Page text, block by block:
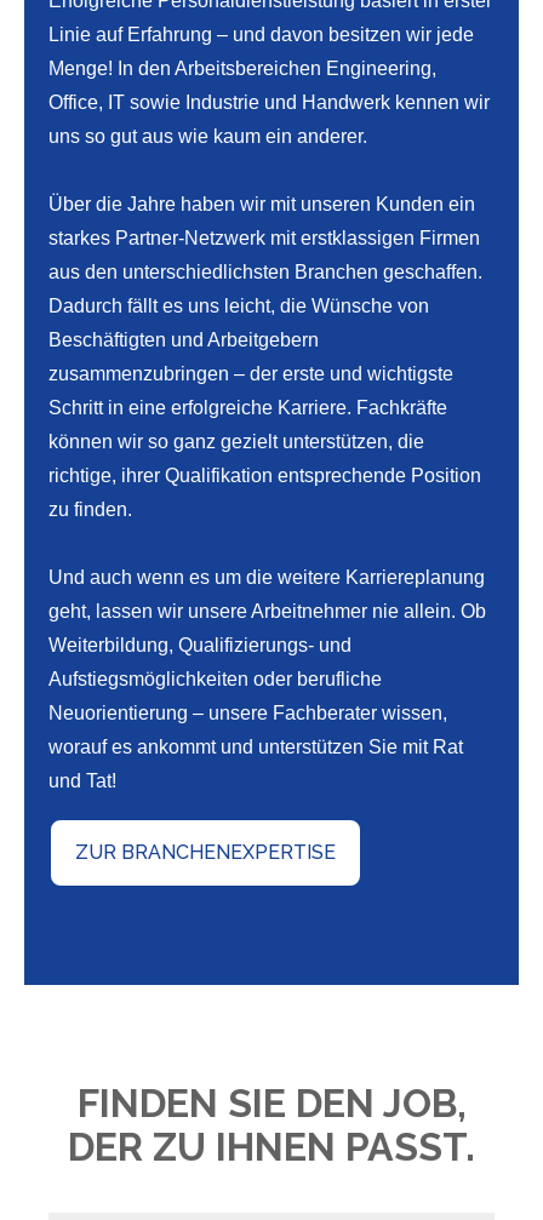
Linie auf Erfahrung – und davon besitzen wir jede
Menge! In den Arbeitsbereichen Engineering,
Office, IT sowie Industrie und Handwerk kennen wir
uns so gut aus wie kaum ein anderer.
Über die Jahre haben wir mit unseren Kunden ein
starkes Partner-Netzwerk mit erstklassigen Firmen
aus den unterschiedlichsten Branchen geschaffen.
Dadurch fällt es uns leicht, die Wünsche von
Beschäftigten und Arbeitgebern
zusammenzubringen – der erste und wichtigste
Schritt in eine erfolgreiche Karriere. Fachkräfte
können wir so ganz gezielt unterstützen, die
richtige, ihrer Qualifikation entsprechende Position
zu finden.
Und auch wenn es um die weitere Karriereplanung
geht, lassen wir unsere Arbeitnehmer nie allein. Ob
Weiterbildung, Qualifizierungs- und
Aufstiegsmöglichkeiten oder berufliche
Neuorientierung – unsere Fachberater wissen,
worauf es ankommt und unterstützen Sie mit Rat
und Tat!
ZUR BRANCHENEXPERTISE
FINDEN SIE DEN JOB,
DER ZU IHNEN PASST.